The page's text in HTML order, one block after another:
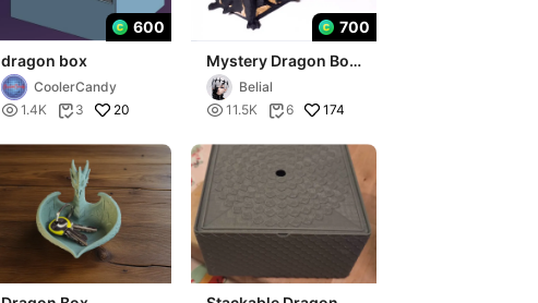
600
dragon box
CoolerCandy
 1.4K  3 20
700
Mystery Dragon Box
🐉
Belial
 11.5K 6 174